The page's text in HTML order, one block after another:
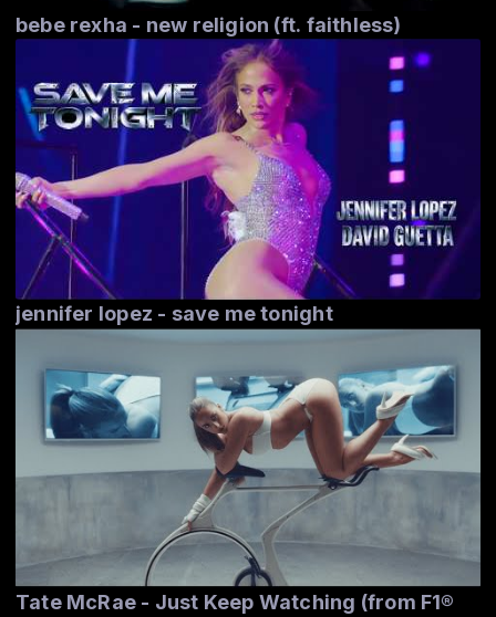
bebe rexha - new religion (ft. faithless)
jennifer lopez - save me tonight
Tate McRae - Just Keep Watching (from F1®